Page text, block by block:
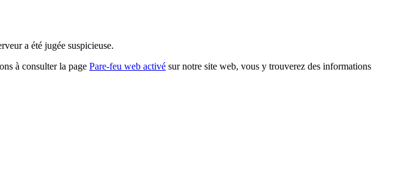
a été jugée suspicieuse.
à consulter la page Pare-feu web activé sur notre site web, vous y trouverez des informations